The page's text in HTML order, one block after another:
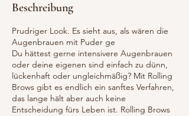
Beschreibung
Prudriger Look. Es sieht aus, als wären die
Augenbrauen mit Puder ge
Du hättest gerne intensivere Augenbrauen
oder deine eigenen sind einfach zu dünn,
lückenhaft oder ungleichmäßig? Mit Rolling
Brows gibt es endlich ein sanftes Verfahren,
das lange hält aber auch keine
Entscheidung fürs Leben ist. Rolling Brows